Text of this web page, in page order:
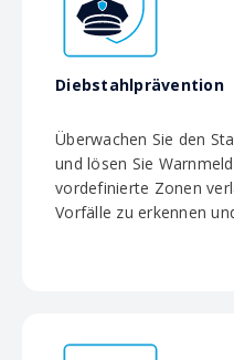
Diebstahlprävention
Überwachen Sie den
und lösen Sie
vordefinierte Zonen
Vorfälle zu erkennen